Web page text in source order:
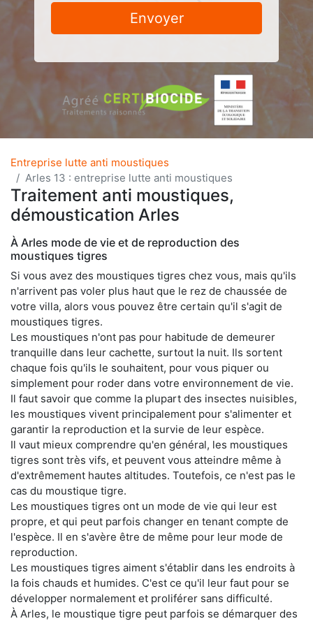
Envoyer
Entreprise lutte anti moustiques
Arles 13 : entreprise lutte anti moustiques
Traitement anti moustiques,
démoustication Arles
À Arles mode de vie et de reproduction des
moustiques tigres
Si vous avez des moustiques tigres chez vous, mais qu'ils
n'arrivent pas voler plus haut que le rez de chaussée de
votre villa, alors vous pouvez être certain qu'il s'agit de
moustiques tigres.
Les moustiques n'ont pas pour habitude de demeurer
tranquille dans leur cachette, surtout la nuit. Ils sortent
chaque fois qu'ils le souhaitent, pour vous piquer ou
simplement pour roder dans votre environnement de vie.
Il faut savoir que comme la plupart des insectes nuisibles,
les moustiques vivent principalement pour s'alimenter et
garantir la reproduction et la survie de leur espèce.
Il vaut mieux comprendre qu'en général, les moustiques
tigres sont très vifs, et peuvent vous atteindre même à
d'extrêmement hautes altitudes. Toutefois, ce n'est pas le
cas du moustique tigre.
Les moustiques tigres ont un mode de vie qui leur est
propre, et qui peut parfois changer en tenant compte de
l'espèce. Il en s'avère être de même pour leur mode de
reproduction.
Les moustiques tigres aiment s'établir dans les endroits à
la fois chauds et humides. C'est ce qu'il leur faut pour se
développer normalement et proliférer sans difficulté.
À Arles, le moustique tigre peut parfois se démarquer des